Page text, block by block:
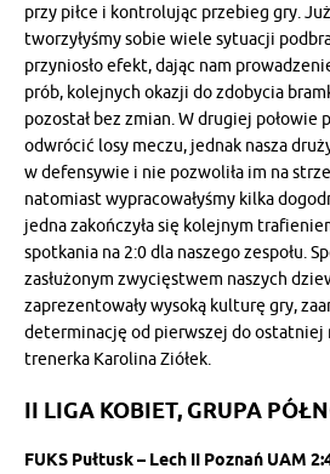
przy piłce i kontrolując przebieg gry.
tworzyłyśmy sobie wiele sytuacji
przyniosło efekt, dając nam
prób, kolejnych okazji do zdobycia
pozostał bez zmian. W drugiej połowie
odwrócić losy meczu, jednak nasza
w defensywie i nie pozwoliła im na
natomiast wypracowałyśmy kilka
jedna zakończyła się kolejnym
spotkania na 2:0 dla naszego zespołu.
zasłużonym zwycięstwem naszych
zaprezentowały wysoką kulturę gry,
determinację od pierwszej do ostatniej
trenerka Karolina Ziółek.
II LIGA KOBIET, GRUPA
FUKS Pułtusk – Lech II Poznań UAM